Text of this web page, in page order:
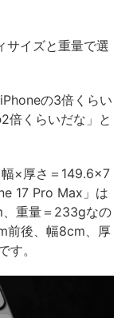
サイズと重量で選
の3倍くらい
倍くらいだな」と
×厚さ＝149.6×7
17 Pro Max」は
重量＝233gなの
前後、幅8cm、厚
。